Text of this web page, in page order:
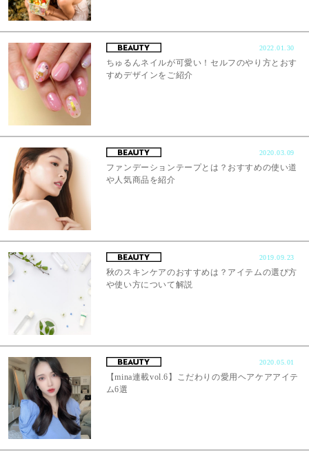
2022.01.30
ちゅるんネイルが可愛い！セルフのやり方とおす
すめデザインをご紹介
2020.03.09
ファンデーションテープとは？おすすめの使い道
や人気商品を紹介
2019.09.23
秋のスキンケアのおすすめは？アイテムの選び方
や使い方について解説
2020.05.01
【mina連載vol.6】こだわりの愛用ヘアケアアイテ
ム6選